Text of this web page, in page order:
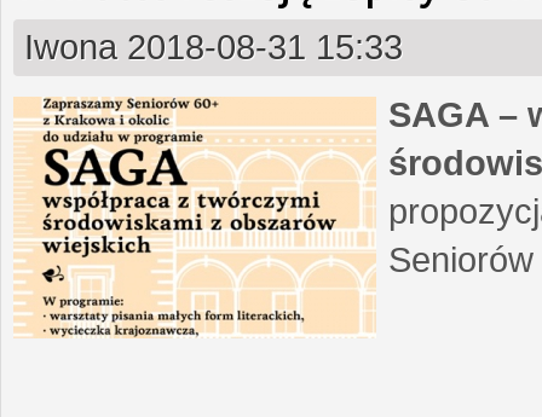
Iwona 2018-08-31 15:33
SAGA –